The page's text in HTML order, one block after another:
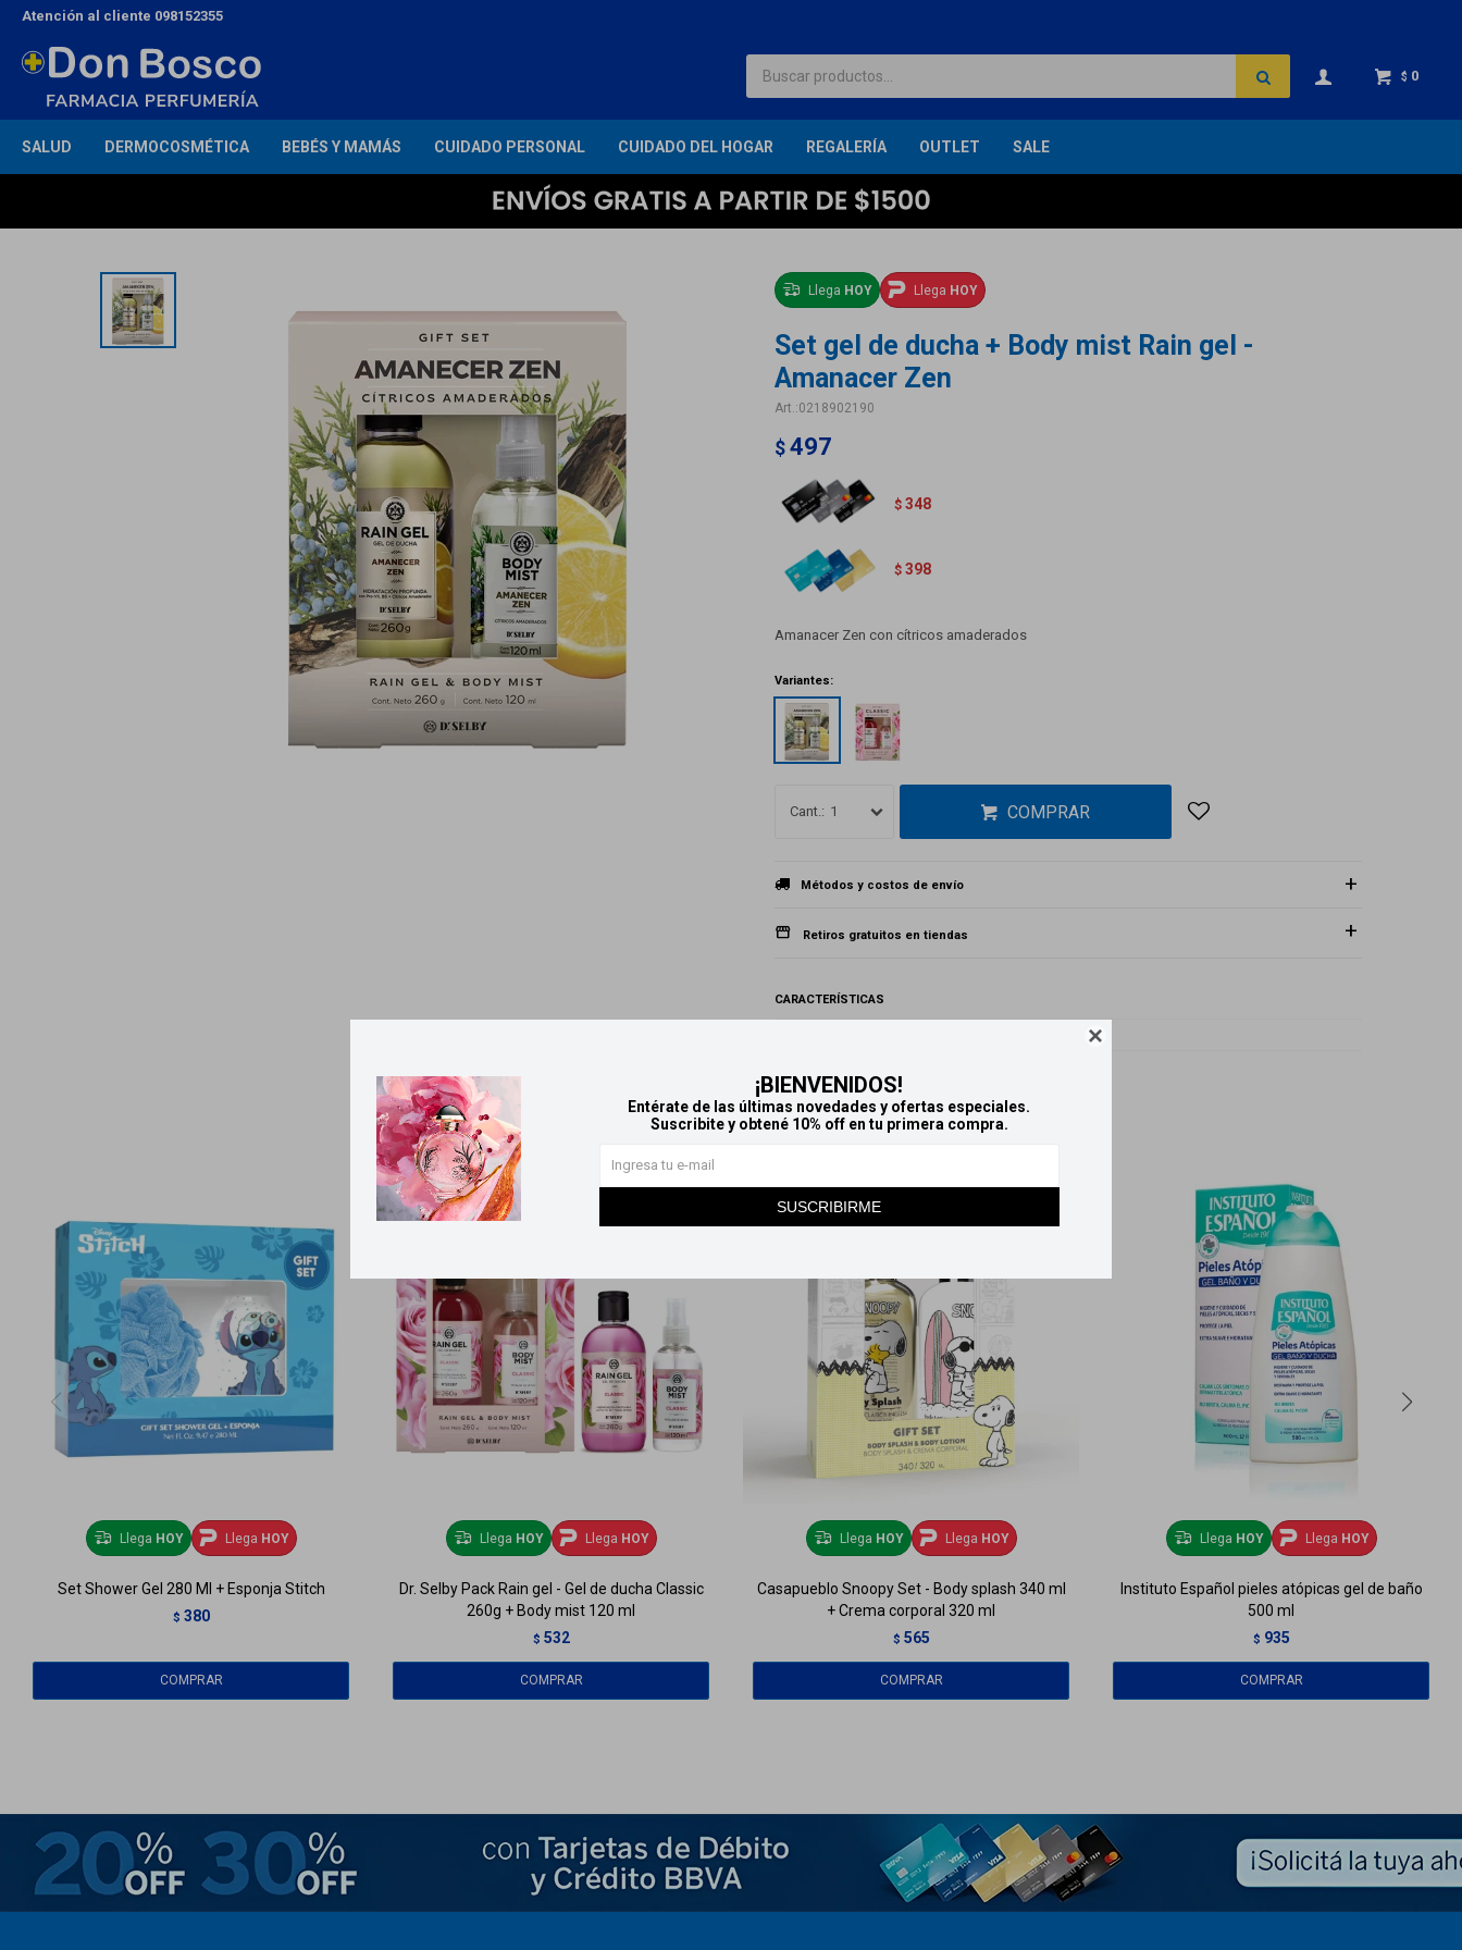

¡BIENVENIDOS!
Entérate de las últimas novedades y ofertas especiales.
Suscribite y obtené 10% off en tu primera compra.
SUSCRIBIRME
SALUD DERMOCOSMÉTICA BEBÉS Y MAMÁS CUIDADO PERSONAL CUIDADO DEL HOGAR REGALERÍA OUTLET SALE
$ 0
Atención al cliente 098152355
Llega HOY Llega HOY
Set gel de ducha + Body mist Rain gel -
Amanacer Zen
0218902190
$ 497
$ 348
$ 398
Amanacer Zen con cítricos amaderados
Variantes:
1 COMPRAR
Métodos y costos de envío
Retiros gratuitos en tiendas
CARACTERÍSTICAS
Productos que te pueden interesar
Llega HOY Llega HOY
Set Shower Gel 280 Ml + Esponja Stitch
$ 380
Llega HOY Llega HOY
Dr. Selby Pack Rain gel - Gel de ducha Classic
260g + Body mist 120 ml
$ 532
Llega HOY Llega HOY
Casapueblo Snoopy Set - Body splash 340 ml
+ Crema corporal 320 ml
$ 565
Llega HOY Llega HOY
Instituto Español pieles atópicas gel de baño
500 ml
$ 935